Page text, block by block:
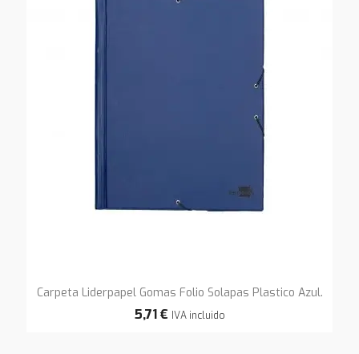
Carpeta Liderpapel Gomas Folio Solapas Plastico Azul.
5,71 € IVA incluido